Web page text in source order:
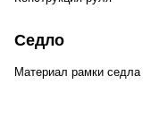
Седло
Материал рамки седла